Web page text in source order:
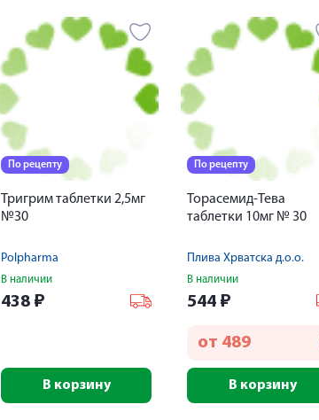
По рецепту
Тригрим таблетки 2,5мг
№30
Polpharma
В наличии
438 ₽
В корзину
По рецепту
Торасемид-Тева
таблетки 10мг № 30
Плива Хрватска д.о.о.
В наличии
544 ₽
от 489
В корзину